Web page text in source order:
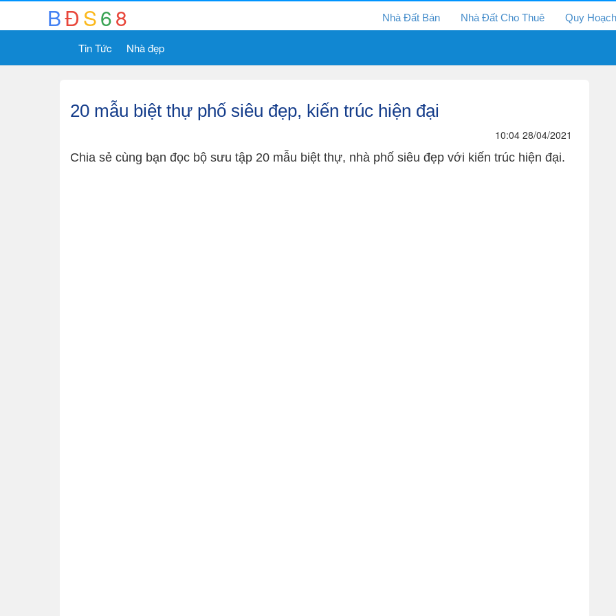
BĐS68 Nhà Đất Bán Nhà Đất Cho Thuê Quy Hoạch
Tin Tức Nhà đẹp
20 mẫu biệt thự phố siêu đẹp, kiến trúc hiện đại
10:04 28/04/2021
Chia sẻ cùng bạn đọc bộ sưu tập 20 mẫu biệt thự, nhà phố siêu đẹp với kiến trúc hiện đại.